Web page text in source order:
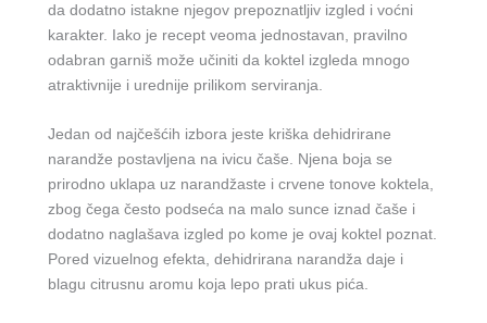
da dodatno istakne njegov prepoznatljiv izgled i voćni
karakter. Iako je recept veoma jednostavan, pravilno
odabran garniš može učiniti da koktel izgleda mnogo
atraktivnije i urednije prilikom serviranja.
Jedan od najčešćih izbora jeste kriška dehidrirane
narandže postavljena na ivicu čaše. Njena boja se
prirodno uklapa uz narandžaste i crvene tonove koktela,
zbog čega često podseća na malo sunce iznad čaše i
dodatno naglašava izgled po kome je ovaj koktel poznat.
Pored vizuelnog efekta, dehidrirana narandža daje i
blagu citrusnu aromu koja lepo prati ukus pića.